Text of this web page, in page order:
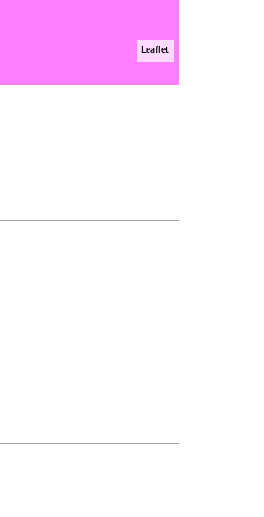
Leaflet